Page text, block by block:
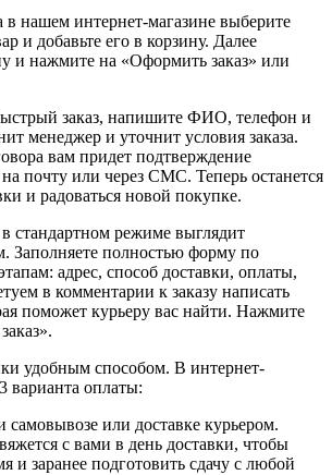
в нашем интернет-магазине выберите
и добавьте его в корзину. Далее
и нажмите на «Оформить заказ» или
заказ, напишите ФИО, телефон и
менеджер и уточнит условия заказа.
вам придет подтверждение
почту или через СМС. Теперь останется
и радоваться новой покупке.
стандартном режиме выглядит
Заполняете полностью форму по
адрес, способ доставки, оплаты,
в комментарии к заказу написать
поможет курьеру вас найти. Нажмите
удобным способом. В интернет-
варианта оплаты:
или доставке курьером.
с вами в день доставки, чтобы
и заранее подготовить сдачу с любой